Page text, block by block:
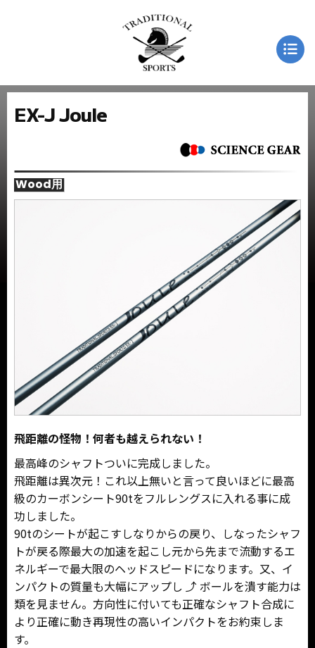
EX-J Joule
Wood用
飛距離の怪物！何者も越えられない！
最高峰のシャフトついに完成しました。
飛距離は異次元！これ以上無いと言って良いほどに最高
級のカーボンシート90tをフルレングスに入れる事に成
功しました。
90tのシートが起こすしなりからの戻り、しなったシャフ
トが戻る際最大の加速を起こし元から先まで流動するエ
ネルギーで最大限のヘッドスピードになります。又、イ
ンパクトの質量も大幅にアップし ⤴ ボールを潰す能力は
類を見ません。方向性に付いても正確なシャフト合成に
より正確に動き再現性の高いインパクトをお約束しま
す。